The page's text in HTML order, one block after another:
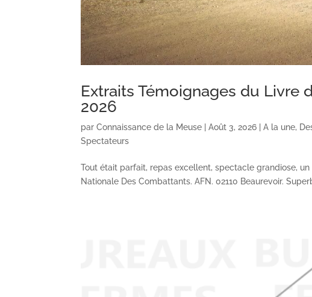
Extraits Témoignages du Livre
2026
parConnaissance de la Meuse |Août 3, 2026 |A la une,
Spectateurs
Tout était parfait, repas excellent, spectacle grandiose,
Nationale Des Combattants. AFN. 02110 Beaurevoir.